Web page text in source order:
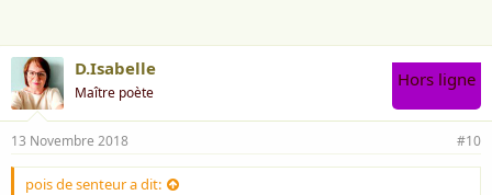
D.Isabelle
Maître poète
Hors ligne
13 Novembre 2018 #10
pois de senteur a dit: